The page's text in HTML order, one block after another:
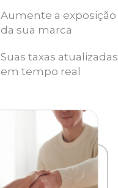
Aumente a exposição
da sua marca
Suas taxas atualizadas
em tempo real